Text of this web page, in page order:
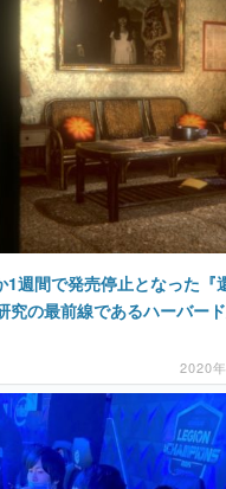
週間で発売停止となった『
の最前線であるハーバー
2020